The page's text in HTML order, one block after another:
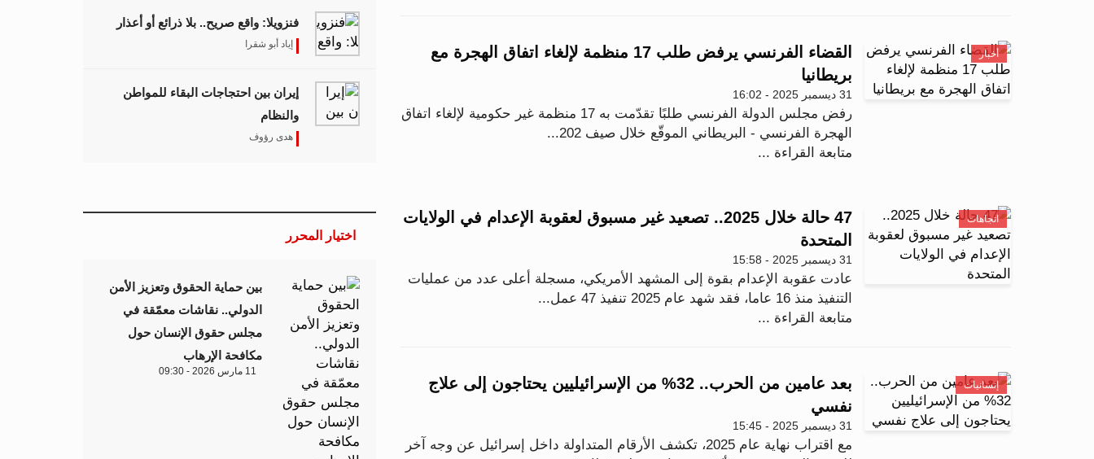
أخبار
القضاء الفرنسي يرفض طلب 17 منظمة لإلغاء اتفاق الهجرة مع
بريطانيا
31 ديسمبر 2025 - 16:02
رفض مجلس الدولة الفرنسي طلبًا تقدّمت به 17 منظمة غير حكومية لإلغاء اتفاق
الهجرة الفرنسي - البريطاني الموقّع خلال صيف 202...
متابعة القراءة ...
اتجاهات
47 حالة خلال 2025.. تصعيد غير مسبوق لعقوبة الإعدام في الولايات
المتحدة
31 ديسمبر 2025 - 15:58
عادت عقوبة الإعدام بقوة إلى المشهد الأمريكي، مسجلة أعلى عدد من عمليات
التنفيذ منذ 16 عاما، فقد شهد عام 2025 تنفيذ 47 عمل...
متابعة القراءة ...
إنسانيات
بعد عامين من الحرب.. 32% من الإسرائيليين يحتاجون إلى علاج
نفسي
31 ديسمبر 2025 - 15:45
مع اقتراب نهاية عام 2025، تكشف الأرقام المتداولة داخل إسرائيل عن وجه آخر
فنزويلا: واقع صريح.. بلا ذرائع أو أعذار
إياد أبو شقرا
إيران بين احتجاجات البقاء للمواطن
والنظام
هدى رؤوف
اختيار المحرر
بين حماية الحقوق وتعزيز الأمن
الدولي.. نقاشات معمّقة في
مجلس حقوق الإنسان حول
مكافحة الإرهاب
11 مارس 2026 - 09:30